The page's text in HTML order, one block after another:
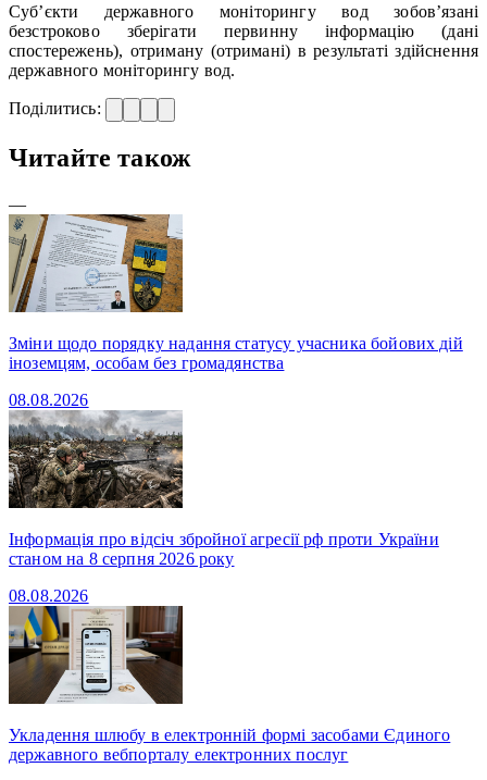
Суб’єкти державного моніторингу вод зобов’язані
безстроково зберігати первинну інформацію (дані
спостережень), отриману (отримані) в результаті здійснення
державного моніторингу вод.
Поділитись:
Читайте також
—
Зміни щодо порядку надання статусу учасника бойових дій
іноземцям, особам без громадянства
08.08.2026
Інформація про відсіч збройної агресії рф проти України
станом на 8 серпня 2026 року
08.08.2026
Укладення шлюбу в електронній формі засобами Єдиного
державного вебпорталу електронних послуг